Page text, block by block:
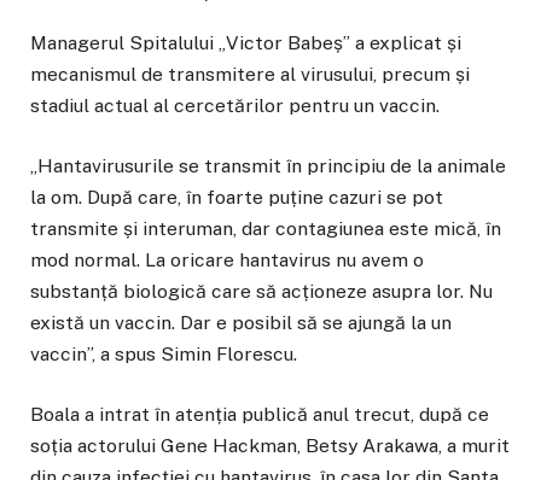
Managerul Spitalului „Victor Babeș” a explicat și
mecanismul de transmitere al virusului, precum și
stadiul actual al cercetărilor pentru un vaccin.
„Hantavirusurile se transmit în principiu de la animale
la om. După care, în foarte puține cazuri se pot
transmite și interuman, dar contagiunea este mică, în
mod normal. La oricare hantavirus nu avem o
substanță biologică care să acționeze asupra lor. Nu
există un vaccin. Dar e posibil să se ajungă la un
vaccin”, a spus Simin Florescu.
Boala a intrat în atenția publică anul trecut, după ce
soția actorului Gene Hackman, Betsy Arakawa, a murit